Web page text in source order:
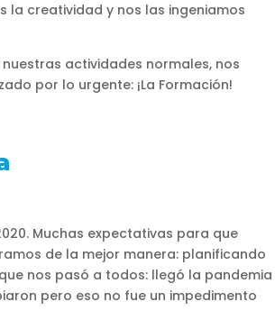
la creatividad y nos las ingeniamos
actividades normales, nos
por lo urgente: ¡La Formación!
Muchas expectativas para que
de la mejor manera: planificando
nos pasó a todos: llegó la pandemia
pero eso no fue un impedimento